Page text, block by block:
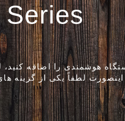
Series
هوشمندی را اضافه